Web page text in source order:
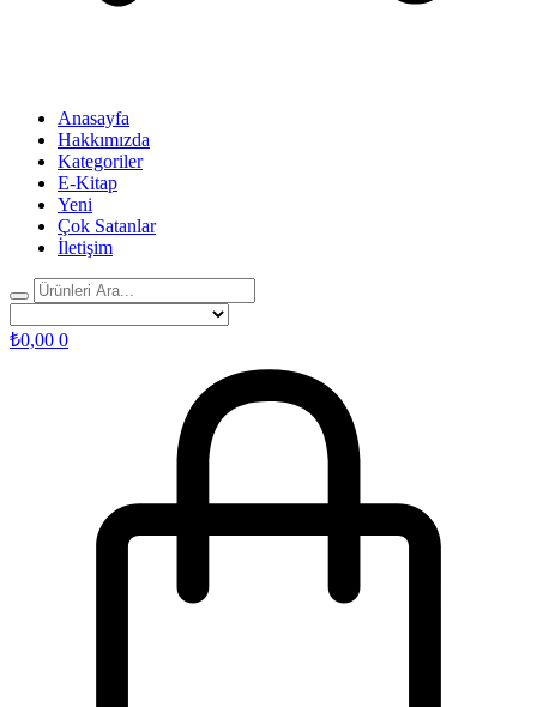
Anasayfa
Hakkımızda
Kategoriler
E-Kitap
Yeni
Çok Satanlar
İletişim
₺0,00 0